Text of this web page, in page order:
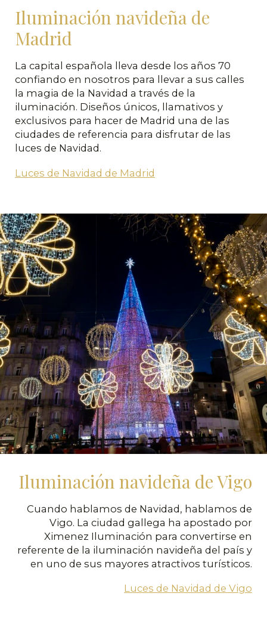
Iluminación navideña de
Madrid
La capital española lleva desde los años 70
confiando en nosotros para llevar a sus calles
la magia de la Navidad a través de la
iluminación. Diseños únicos, llamativos y
exclusivos para hacer de Madrid una de las
ciudades de referencia para disfrutar de las
luces de Navidad.
Luces de Navidad de Madrid
Iluminación navideña de Vigo
Cuando hablamos de Navidad, hablamos de
Vigo. La ciudad gallega ha apostado por
Ximenez Iluminación para convertirse en
referente de la iluminación navideña del país y
en uno de sus mayores atractivos turísticos.
Luces de Navidad de Vigo